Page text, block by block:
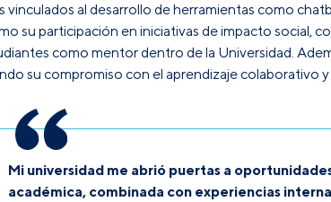
al desarrollo de herramientas como
su participación en iniciativas de impacto social,
como mentor dentro de la Universidad.
su compromiso con el aprendizaje colaborativo
Mi universidad me abrió puertas a
académica, combinada con experiencias